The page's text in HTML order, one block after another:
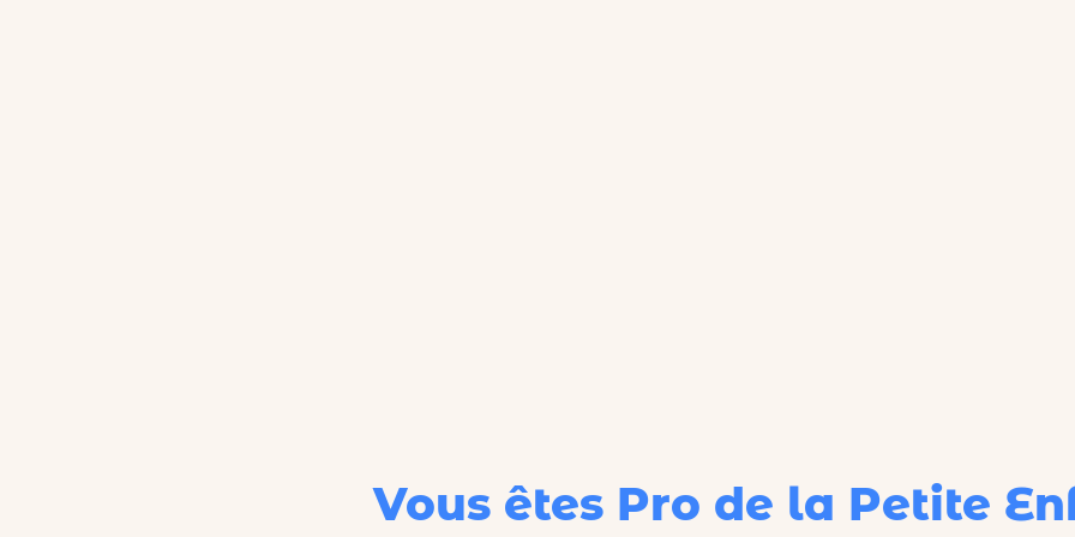
Vous êtes Pro de la Petite